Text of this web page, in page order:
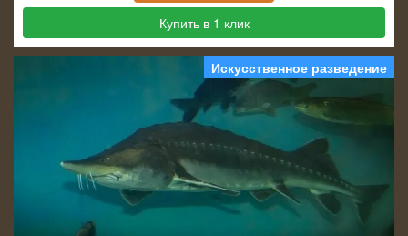
Купить в 1 клик
Искусственное разведение